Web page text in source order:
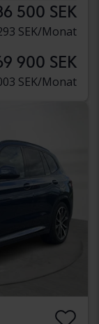
500 SEK
SEK/Monat
900 SEK
SEK/Monat